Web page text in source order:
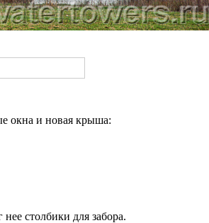
окна и новая крыша:
столбики для забора.